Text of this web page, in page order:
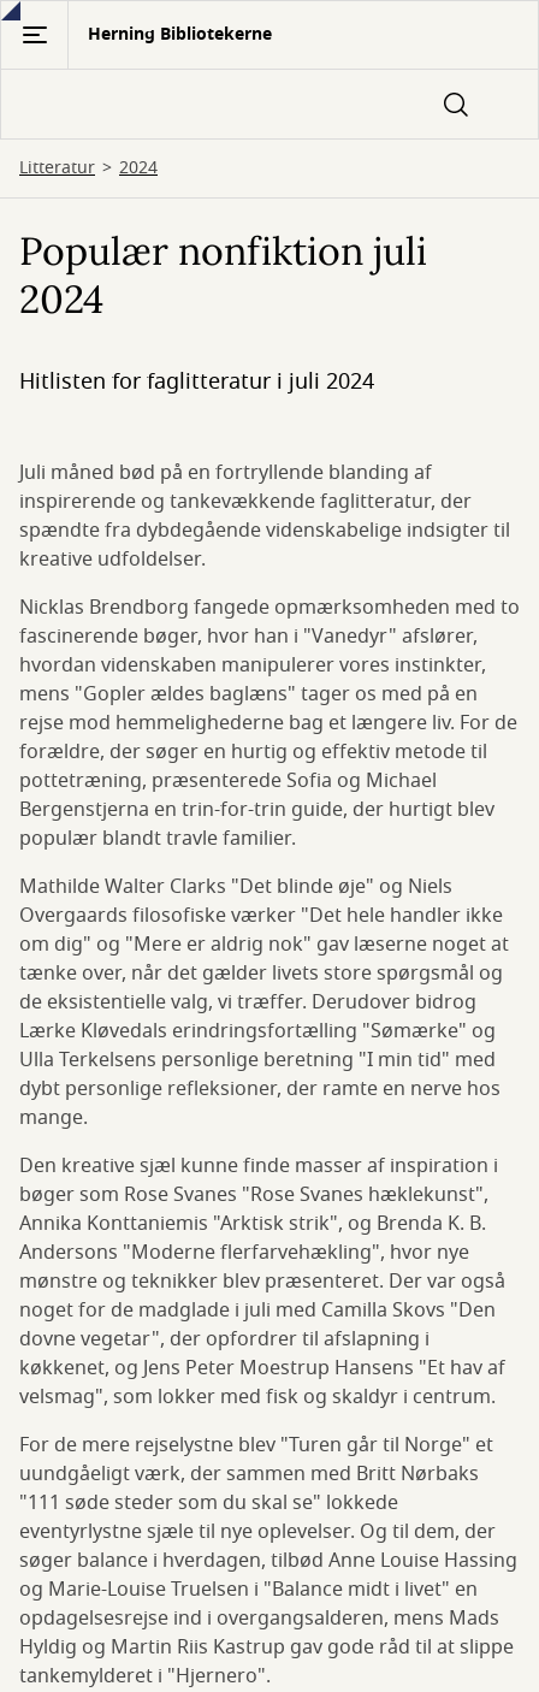
Gå
hovedindhold
Herning Bibliotekerne
Litteratur 2024
Populær nonfiktion juli
2024
Hitlisten for faglitteratur i juli 2024
Juli måned bød på en fortryllende blanding af
inspirerende og tankevækkende faglitteratur, der
spændte fra dybdegående videnskabelige indsigter til
kreative udfoldelser.
Nicklas Brendborg fangede opmærksomheden med to
fascinerende bøger, hvor han i "Vanedyr" afslører,
hvordan videnskaben manipulerer vores instinkter,
mens "Gopler ældes baglæns" tager os med på en
rejse mod hemmelighederne bag et længere liv. For de
forældre, der søger en hurtig og effektiv metode til
pottetræning, præsenterede Sofia og Michael
Bergenstjerna en trin-for-trin guide, der hurtigt blev
populær blandt travle familier.
Mathilde Walter Clarks "Det blinde øje" og Niels
Overgaards filosofiske værker "Det hele handler ikke
om dig" og "Mere er aldrig nok" gav læserne noget at
tænke over, når det gælder livets store spørgsmål og
de eksistentielle valg, vi træffer. Derudover bidrog
Lærke Kløvedals erindringsfortælling "Sømærke" og
Ulla Terkelsens personlige beretning "I min tid" med
dybt personlige refleksioner, der ramte en nerve hos
mange.
Den kreative sjæl kunne finde masser af inspiration i
bøger som Rose Svanes "Rose Svanes hæklekunst",
Annika Konttaniemis "Arktisk strik", og Brenda K. B.
Andersons "Moderne flerfarvehækling", hvor nye
mønstre og teknikker blev præsenteret. Der var også
noget for de madglade i juli med Camilla Skovs "Den
dovne vegetar", der opfordrer til afslapning i
køkkenet, og Jens Peter Moestrup Hansens "Et hav af
velsmag", som lokker med fisk og skaldyr i centrum.
For de mere rejselystne blev "Turen går til Norge" et
uundgåeligt værk, der sammen med Britt Nørbaks
"111 søde steder som du skal se" lokkede
eventyrlystne sjæle til nye oplevelser. Og til dem, der
søger balance i hverdagen, tilbød Anne Louise Hassing
og Marie-Louise Truelsen i "Balance midt i livet" en
opdagelsesrejse ind i overgangsalderen, mens Mads
Hyldig og Martin Riis Kastrup gav gode råd til at slippe
tankemylderet i "Hjernero".